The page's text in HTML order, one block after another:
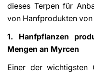
dieses Terpen für
von Hanfprodukten
1. Hanfpflanzen
Mengen an Myrcen
Einer der wichtigsten